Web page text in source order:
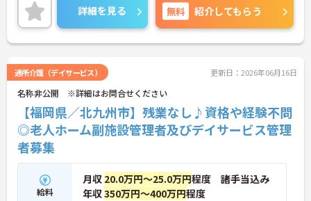
詳細を見る 無料 紹介してもらう
通所介護（デイサービス） 更新日：2026年06月16日
名称非公開 ※詳細はお問合せください
【福岡県／北九州市】残業なし♪資格や経験不問
◎老人ホーム副施設管理者及びデイサービス管理
者募集
給料
月収 20.0万円～25.0万円程度 諸手当込み
年収350万円～400万円程度